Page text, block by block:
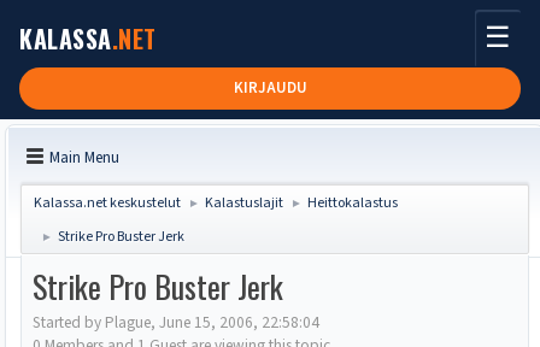
KALASSA.NET
KIRJAUDU
☰
Main Menu
Kalassa.net keskustelut ► Kalastuslajit ► Heittokalastus
► Strike Pro Buster Jerk
Strike Pro Buster Jerk
Started by Plague, June 15, 2006, 22:58:04